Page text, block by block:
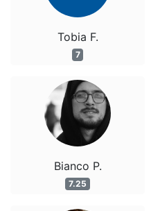
Tobia F.
7
Bianco P.
7.25